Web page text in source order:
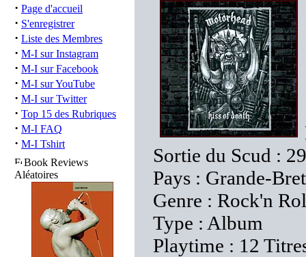
· Page d'accueil
· S'enregistrer
· Liste des Membres
· M-I sur Instagram
· M-I sur Facebook
· M-I sur YouTube
· M-I sur Twitter
· Top 15 des Rubriques
· M-I FAQ
· M-I Tshirt
Book Reviews
Aléatoires
Sortie du Scud :
Pays : Grande-
Genre : Rock'n
Type : Album
Playtime : 12